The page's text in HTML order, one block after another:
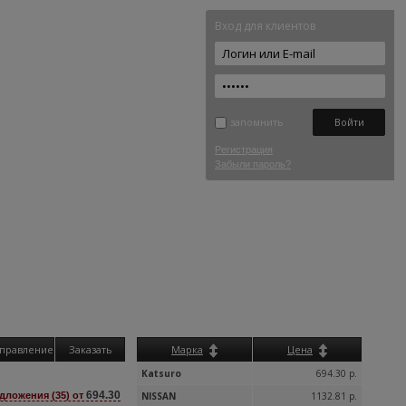
Вход для клиентов
запомнить
Регистрация
Забыли пароль?
Заказать
(35) от 694.30
Марка Цена
Katsuro
694.30 р.
NISSAN
1132.81 р.